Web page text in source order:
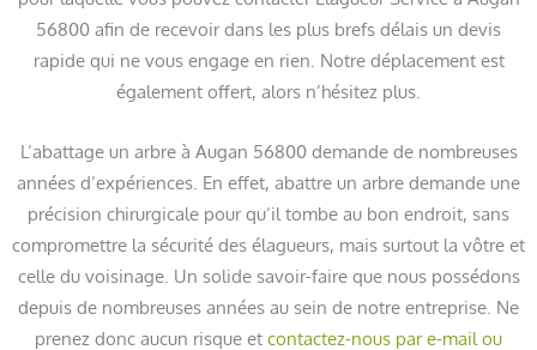
56800 afin de recevoir dans les plus brefs délais un devis
rapide qui ne vous engage en rien. Notre déplacement est
également offert, alors n’hésitez plus.
L’abattage un arbre à Augan 56800 demande de nombreuses
années d’expériences. En effet, abattre un arbre demande une
précision chirurgicale pour qu’il tombe au bon endroit, sans
compromettre la sécurité des élagueurs, mais surtout la vôtre et
celle du voisinage. Un solide savoir-faire que nous possédons
depuis de nombreuses années au sein de notre entreprise. Ne
prenez donc aucun risque et contactez-nous par e-mail ou